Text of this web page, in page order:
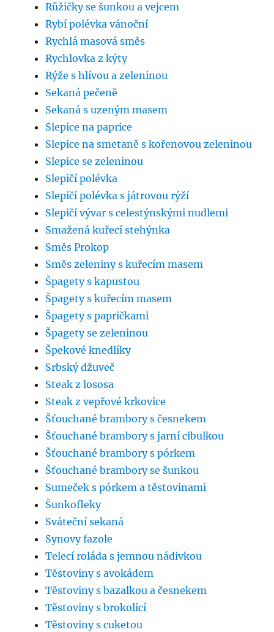
Růžičky se šunkou a vejcem
Rybí polévka vánoční
Rychlá masová směs
Rychlovka z kýty
Rýže s hlívou a zeleninou
Sekaná pečeně
Sekaná s uzeným masem
Slepice na paprice
Slepice na smetaně s kořenovou zeleninou
Slepice se zeleninou
Slepičí polévka
Slepičí polévka s játrovou rýží
Slepičí vývar s celestýnskými nudlemi
Smažená kuřecí stehýnka
Směs Prokop
Směs zeleniny s kuřecím masem
Špagety s kapustou
Špagety s kuřecím masem
Špagety s papričkami
Špagety se zeleninou
Špekové knedlíky
Srbský džuveč
Steak z lososa
Steak z vepřové krkovice
Šťouchané brambory s česnekem
Šťouchané brambory s jarní cibulkou
Šťouchané brambory s pórkem
Šťouchané brambory se šunkou
Sumeček s pórkem a těstovinami
Šunkofleky
Sváteční sekaná
Synovy fazole
Telecí roláda s jemnou nádivkou
Těstoviny s avokádem
Těstoviny s bazalkou a česnekem
Těstoviny s brokolicí
Těstoviny s cuketou